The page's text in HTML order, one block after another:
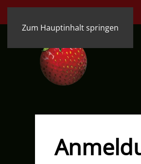
Zum Hauptinhalt springen